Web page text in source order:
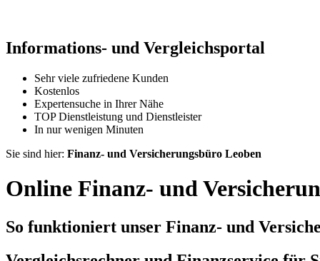
Informations- und Vergleichsportal
Sehr viele zufriedene Kunden
Kostenlos
Expertensuche in Ihrer Nähe
TOP Dienstleistung und Dienstleister
In nur wenigen Minuten
Sie sind hier: Finanz- und Versicherungsbüro Leoben
Online Finanz- und
So funktioniert unser Finanz- und